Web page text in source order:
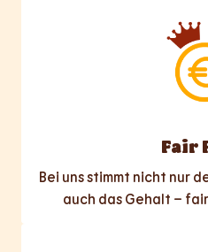
Fair
Bei uns stimmt nicht nur
auch das Gehalt –